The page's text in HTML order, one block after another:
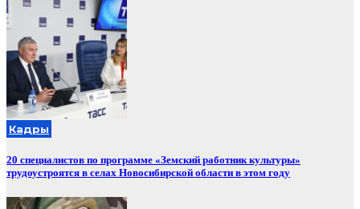
Кадры
20 специалистов по программе «Земский работник культуры»
трудоустроятся в селах Новосибирской области в этом году